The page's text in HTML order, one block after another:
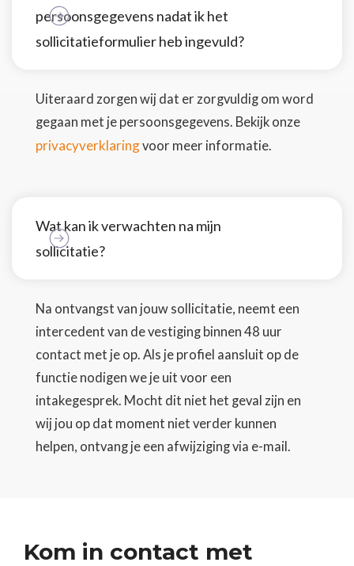
persoonsgegevens nadat ik het
sollicitatieformulier heb ingevuld?
Uiteraard zorgen wij dat er zorgvuldig om word
gegaan met je persoonsgegevens. Bekijk onze
privacyverklaringvoor meer informatie.
Wat kan ik verwachten na mijn
sollicitatie?
Na ontvangst van jouw sollicitatie, neemt een
intercedent van de vestiging binnen 48 uur
contact met je op. Als je profiel aansluit op de
functie nodigen we je uit voor een
intakegesprek. Mocht dit niet het geval zijn en
wij jou op dat moment niet verder kunnen
helpen, ontvang je een afwijziging via e-mail.
Kom in contact met